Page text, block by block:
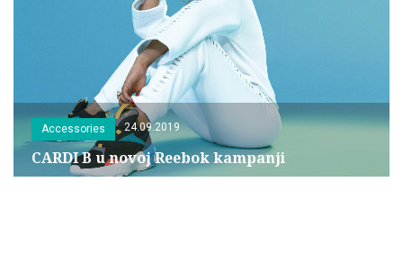
Accessories 24.09.2019
CARDI B u novoj Reebok kampanji